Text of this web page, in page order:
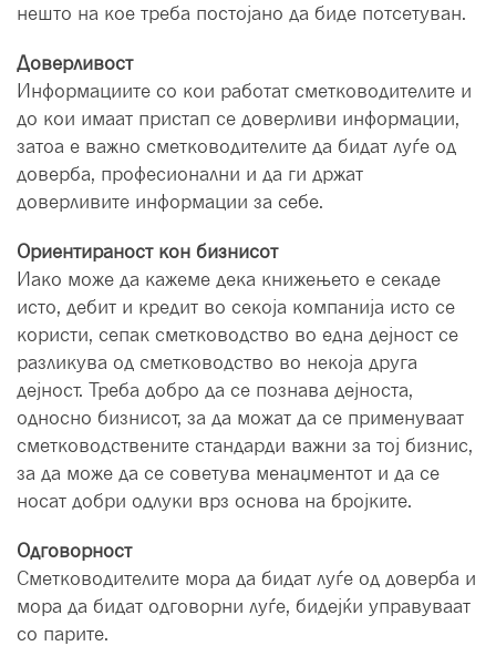
нешто на кое треба постојано да биде потсетуван.
Доверливост
Информациите со кои работат сметководителите и
до кои имаат пристап се доверливи информации,
затоа е важно сметководителите да бидат луѓе од
доверба, професионални и да ги држат
доверливите информации за себе.
Ориентираност кон бизнисот
Иако може да кажеме дека книжењето е секаде
исто, дебит и кредит во секоја компанија исто се
користи, сепак сметководство во една дејност се
разликува од сметководство во некоја друга
дејност. Треба добро да се познава дејноста,
односно бизнисот, за да можат да се применуваат
сметководствените стандарди важни за тој бизнис,
за да може да се советува менаџментот и да се
носат добри одлуки врз основа на бројките.
Одговорност
Сметководителите мора да бидат луѓе од доверба и
мора да бидат одговорни луѓе, бидејќи управуваат
со парите.